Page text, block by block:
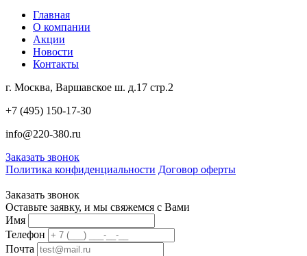
Главная
О компании
Акции
Новости
Контакты
г. Москва, Варшавское ш. д.17 стр.2
+7 (495) 150-17-30
info@220-380.ru
Заказать звонок
Политика конфиденциальности Договор оферты
Заказать звонок
Оставьте заявку, и мы свяжемся с Вами
Имя
Телефон
Почта